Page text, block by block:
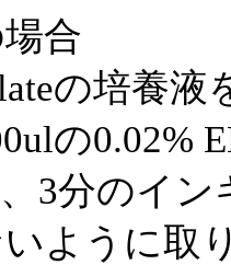
合
の培養液
の0.02%
3分のイン
ように取